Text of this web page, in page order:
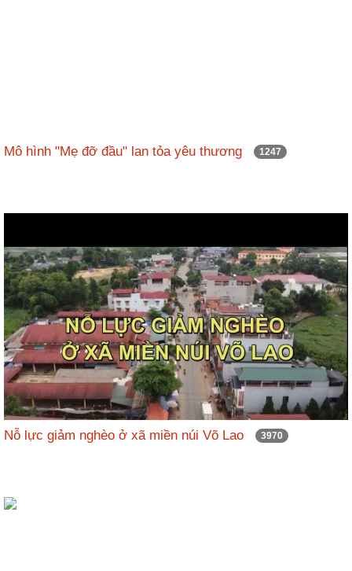
Mô hình "Mẹ đỡ đầu" lan tỏa yêu thương 1247
Nỗ lực giảm nghèo ở xã miền núi Võ Lao 3970